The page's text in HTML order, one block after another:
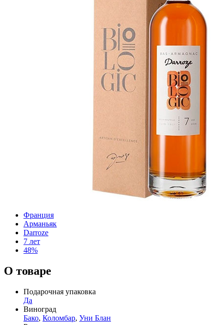
Франция
Арманьяк
Darroze
7 лет
48%
О товаре
Подарочная упаковка
Да
Виноград
Бако, Коломбар, Уни Блан